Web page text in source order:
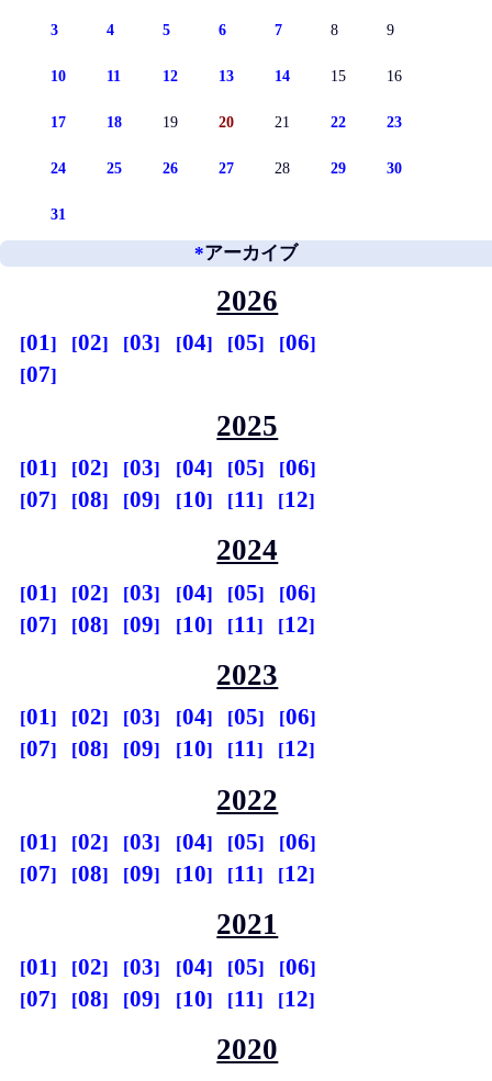
3 4 5 6 7 8 9
10 11 12 13 14 15 16
17 18 19 20 21 22 23
24 25 26 27 28 29 30
31
*アーカイブ
2026
01 02 03 04 05
06
07
2025
01 02 03 04 05
06
07
08 09 10 11 12
2024
01 02 03 04 05
06
07
08 09 10 11 12
2023
01 02 03 04 05
06
07
08 09 10 11 12
2022
01 02 03 04 05
06
07
08 09 10 11 12
2021
01 02 03 04 05
06
07
08 09 10 11 12
2020